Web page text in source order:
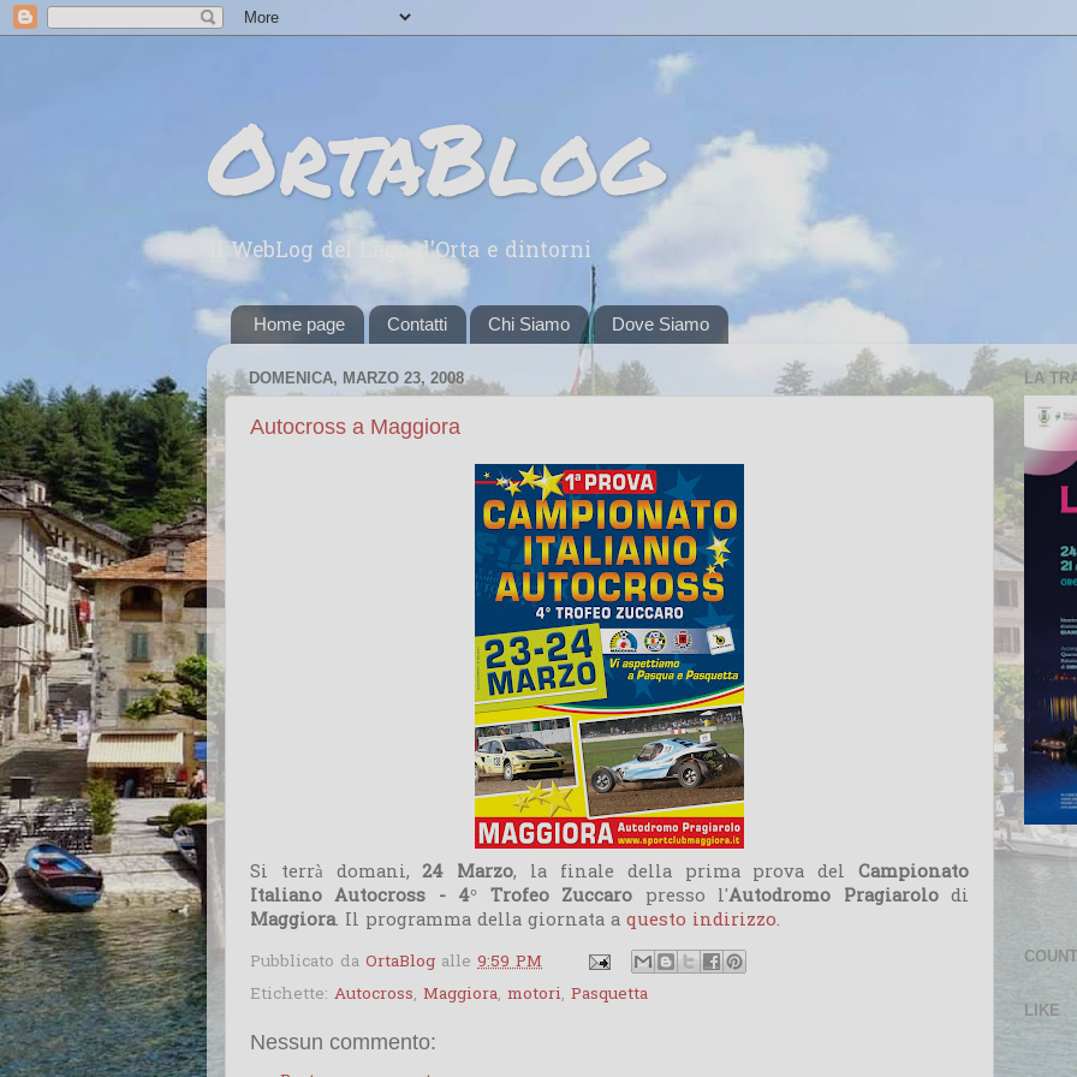
OrtaBlog
Il WebLog del Lago d'Orta e dintorni
Home page Contatti Chi Siamo Dove Siamo
DOMENICA, MARZO 23, 2008
Autocross a Maggiora
Si terrà domani,24 Marzo, la finale della prima prova delCampionato
Italiano Autocross - 4° Trofeo Zuccaro presso l'Autodromo Pragiarolodi
Maggiora. Il programma della giornata a questo indirizzo.
Pubblicato da OrtaBlog alle 9:59 PM
Etichette: Autocross, Maggiora, motori, Pasquetta
Nessun commento:
LA
LIKE